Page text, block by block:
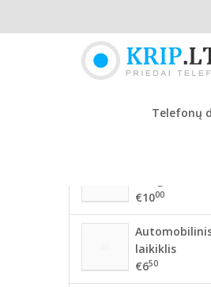
Telefonų
NAUJAUSIOS PREKĖS
dangteliai
€1000
laikiklis
€650